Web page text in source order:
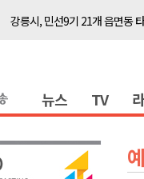
강릉시, 민선9기 21개 읍면동
<강원랜드> 마카오 카지노 "
강원도립대학교, 하반기 평생
태백시, 28~29일 제5회 황부자
뉴스 TV